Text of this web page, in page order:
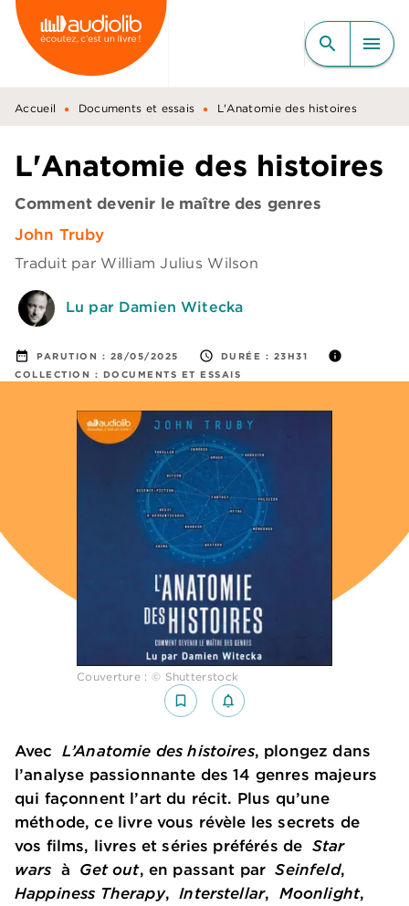
MENU RECHERCHE
CONTENU
PIED DE PAGE
search menu
Accueil • Documents et essais • L'Anatomie des histoires
L'Anatomie des histoires
Comment devenir le maître des genres
John Truby
Traduit par William Julius Wilson
Lu par Damien Witecka
date_range PARUTION : 28/05/2025 access_time DURÉE : 23H31 info
COLLECTION : DOCUMENTS ET ESSAIS
Couverture : © Shutterstock
bookmark_border notifications_none_outlined
Avec L’Anatomie des histoires, plongez dans
l’analyse passionnante des 14 genres majeurs
qui façonnent l’art du récit. Plus qu’une
méthode, ce livre vous révèle les secrets de
vos films, livres et séries préférés de Star
warsà Get out, en passant parSeinfeld,
Happiness Therapy,Interstellar, Moonlight,